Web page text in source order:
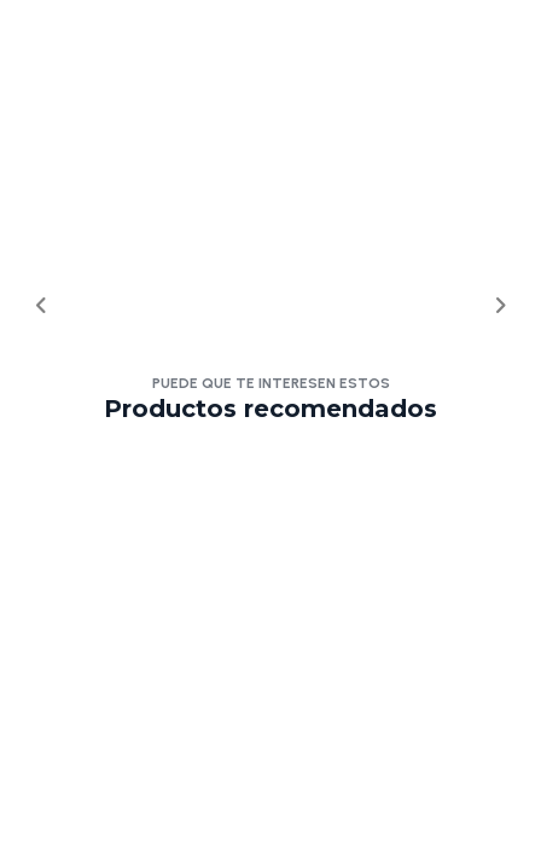
PUEDE QUE TE INTERESEN ESTOS
Productos recomendados